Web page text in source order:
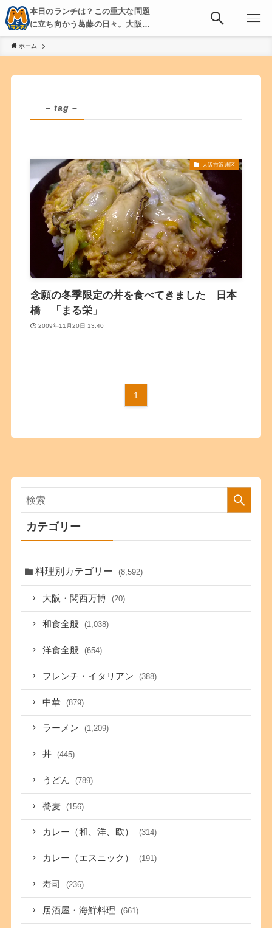
本日のランチは？この重大な問題
に立ち向かう葛藤の日々。大阪・
京都・神戸を中心とした食べ歩
き、飲み歩きを綴る。
ホーム
– tag –
大阪市浪速区
念願の冬季限定の丼を食べてきました 日本
橋 「まる栄」
2009年11月20日 13:40
1
カテゴリー
料理別カテゴリー (8,592)
大阪・関西万博 (20)
和食全般 (1,038)
洋食全般 (654)
フレンチ・イタリアン (388)
中華 (879)
ラーメン (1,209)
丼 (445)
うどん (789)
蕎麦 (156)
カレー（和、洋、欧） (314)
カレー（エスニック） (191)
寿司 (236)
居酒屋・海鮮料理 (661)